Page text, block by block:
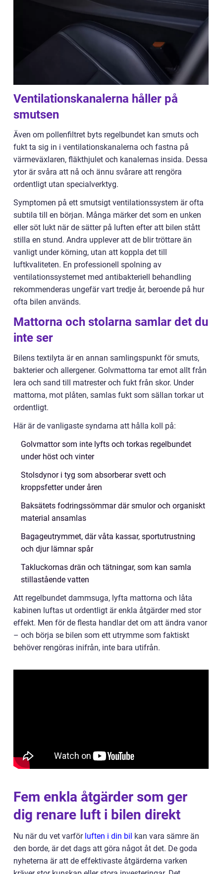
Ventilationskanalerna håller på
smutsen
Även om pollenfiltret byts regelbundet kan smuts och
fukt ta sig in i ventilationskanalerna och fastna på
värmeväxlaren, fläkthjulet och kanalernas insida. Dessa
ytor är svåra att nå och ännu svårare att rengöra
ordentligt utan specialverktyg.
Symptomen på ett smutsigt ventilationssystem är ofta
subtila till en början. Många märker det som en unken
eller söt lukt när de sätter på luften efter att bilen stått
stilla en stund. Andra upplever att de blir tröttare än
vanligt under körning, utan att koppla det till
luftkvaliteten. En professionell spolning av
ventilationssystemet med antibakteriell behandling
rekommenderas ungefär vart tredje år, beroende på hur
ofta bilen används.
Mattorna och stolarna samlar det du
inte ser
Bilens textilyta är en annan samlingspunkt för smuts,
bakterier och allergener. Golvmattorna tar emot allt från
lera och sand till matrester och fukt från skor. Under
mattorna, mot plåten, samlas fukt som sällan torkar ut
ordentligt.
Här är de vanligaste syndarna att hålla koll på:
Golvmattor som inte lyfts och torkas regelbundet
under höst och vinter
Stolsdynor i tyg som absorberar svett och
kroppsfetter under åren
Baksätets fodringssömmar där smulor och organiskt
material ansamlas
Bagageutrymmet, där våta kassar, sportutrustning
och djur lämnar spår
Takluckornas drän och tätningar, som kan samla
stillastående vatten
Att regelbundet dammsuga, lyfta mattorna och låta
kabinen luftas ut ordentligt är enkla åtgärder med stor
effekt. Men för de flesta handlar det om att ändra vanor
– och börja se bilen som ett utrymme som faktiskt
behöver rengöras inifrån, inte bara utifrån.
Fem enkla åtgärder som ger
dig renare luft i bilen direkt
Nu när du vet varför luften i din bil kan vara sämre än
den borde, är det dags att göra något åt det. De goda
nyheterna är att de effektivaste åtgärderna varken